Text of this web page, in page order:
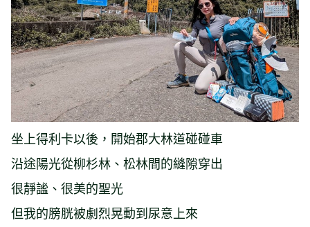
坐上得利卡以後，開始郡大林道碰碰車
沿途陽光從柳杉林、松林間的縫隙穿出
很靜謐、很美的聖光
但我的膀胱被劇烈晃動到尿意上來